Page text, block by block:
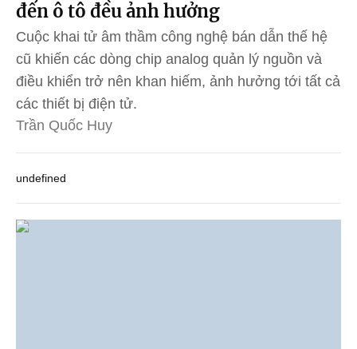
đến ô tô đều ảnh hưởng
Cuộc khai tử âm thầm công nghệ bán dẫn thế hệ
cũ khiến các dòng chip analog quản lý nguồn và
điều khiển trở nên khan hiếm, ảnh hưởng tới tất cả
các thiết bị điện tử.
Trần Quốc Huy
undefined